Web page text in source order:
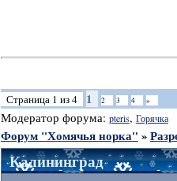
Страница 1 из4 1 2 3 4 »
Модератор форума: pteris, Горячка
Форум "Хомячья норка" »
Калининград